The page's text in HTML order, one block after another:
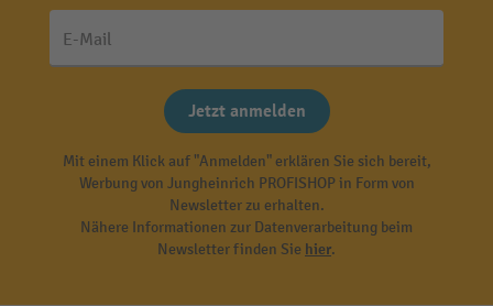
E-Mail
Jetzt anmelden
Mit einem Klick auf "Anmelden" erklären Sie sich bereit,
Werbung von Jungheinrich PROFISHOP in Form von
Newsletter zu erhalten.
Nähere Informationen zur Datenverarbeitung beim
Newsletter finden Sie hier.